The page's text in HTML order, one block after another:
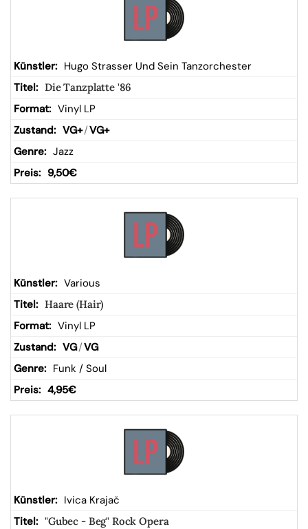
kor
b
Hugo Strasser Und Sein Tanzorchester
Die Tanzplatte '86
Vinyl LP
VG+/VG+
Jazz
9,50€
Various
Haare (Hair)
Vinyl LP
VG/VG
Funk / Soul
4,95€
Ivica Krajač
"Gubec - Beg" Rock Opera